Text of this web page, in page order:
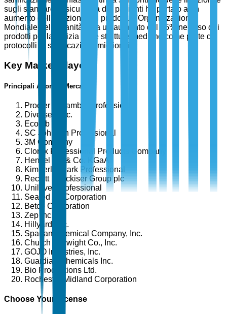
sugli standard di sicurezza dei pazienti ha portato a un
aumento dell'adozione dei prodotti. L'Organizzazione
Mondiale della Sanità nota un aumento del 35% nell'uso dei
prodotti per la pulizia nelle strutture mediche come parte dei
protocolli di sanificazione migliorati.
Key Market Players
Principali Attori di Mercato
Procter & Gamble Professional
Diversey, Inc.
Ecolab Inc.
SC Johnson Professional
3M Company
Clorox Professional Products Company
Henkel AG & Co. KGaA
Kimberly-Clark Professional
Reckitt Benckiser Group plc
Unilever Professional
Sealed Air Corporation
Betco Corporation
Zep Inc.
Hillyard, Inc.
Spartan Chemical Company, Inc.
Church & Dwight Co., Inc.
GOJO Industries, Inc.
Guardian Chemicals Inc.
Bio Productions Ltd.
Rochester Midland Corporation
Choose Your License